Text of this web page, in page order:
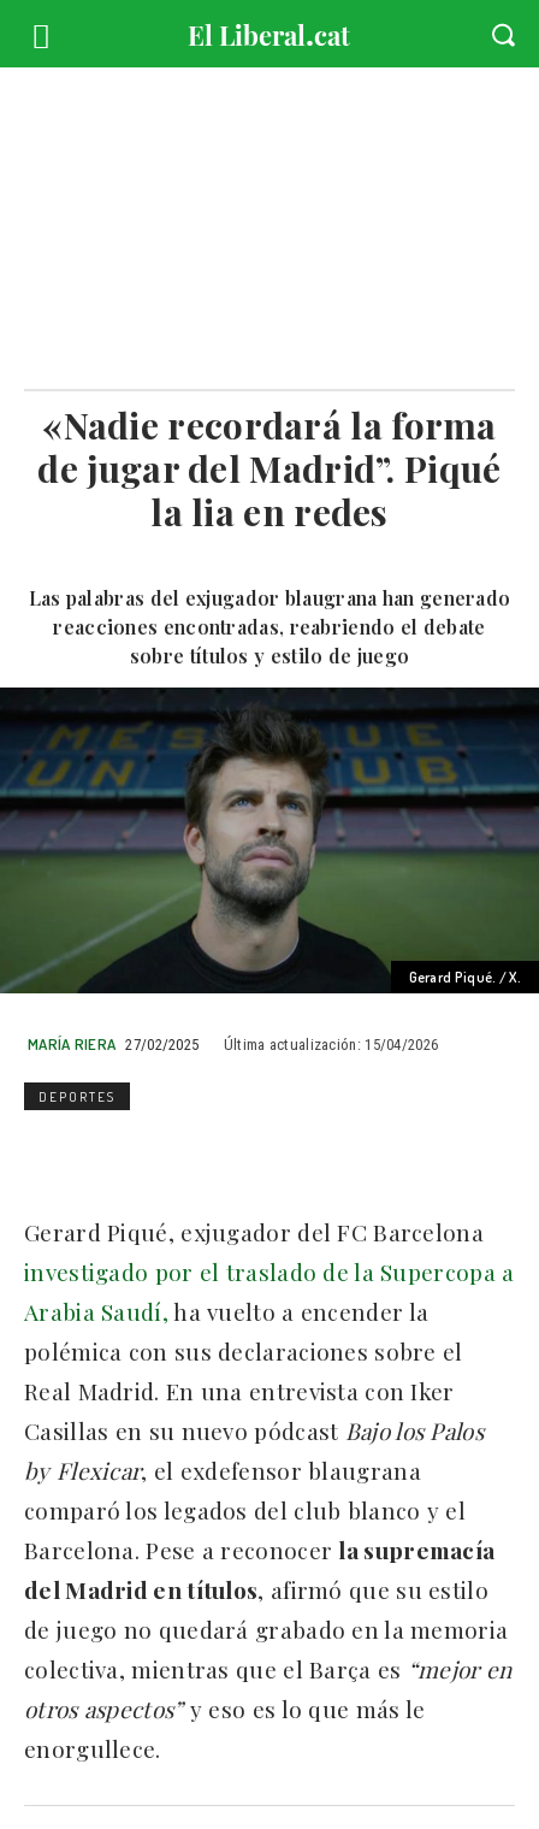
«Nadie recordará la forma
de jugar del Madrid”. Piqué
la lia en redes
Las palabras del exjugador blaugrana han generado
reacciones encontradas, reabriendo el debate
sobre títulos y estilo de juego
Gerard Piqué. / X.
MARÍA RIERA 27/02/2025 Última actualización: 15/04/2026
DEPORTES
Gerard Piqué, exjugador del FC Barcelona
investigado por el traslado de la Supercopa a
Arabia Saudí,ha vuelto a encender la
polémica con sus declaraciones sobre el
Real Madrid. En una entrevista con Iker
Casillas en su nuevo pódcast Bajo los Palos
by Flexicar, el exdefensor blaugrana
comparó los legados del club blanco y el
Barcelona. Pese a reconocer la supremacía
del Madrid en títulos, afirmó que su estilo
de juego no quedará grabado en la memoria
colectiva, mientras que el Barça es “mejor en
otros aspectos”y eso es lo que más le
enorgullece.